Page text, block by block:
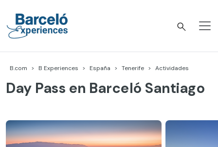
content
B.com B Experiences España Tenerife Actividades
Day Pass en Barceló Santiago